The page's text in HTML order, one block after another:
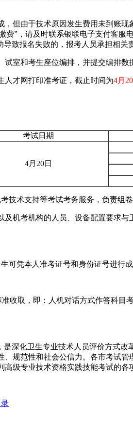
由于技术原因发生费用未到账现
费”，请及时联系银联电子支付客
致报名失败的，报考人员承担相关
试室和考生座位编排，并提交编排数
人才网打印准考证，截止时间为4月
考试日期
4月20日
术支持等考试考务服务，负责组卷
考机构的人员、设备配置要求与
可凭本人准考证号和身份证号进行成
取，即：人机对话方式作答科目
化卫生专业技术人员评价方式改
规范性和社会公信力。各市考试
级专业技术资格实践技能考试的各